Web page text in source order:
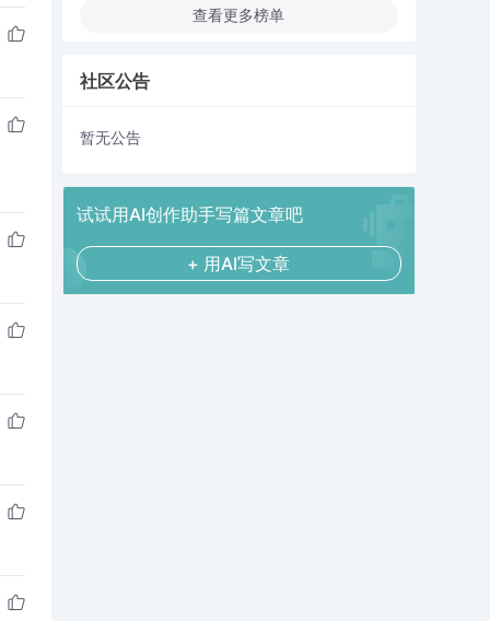
查看更多榜单
社区公告
暂无公告
试试用AI创作助手写篇文章吧
+ 用AI写文章